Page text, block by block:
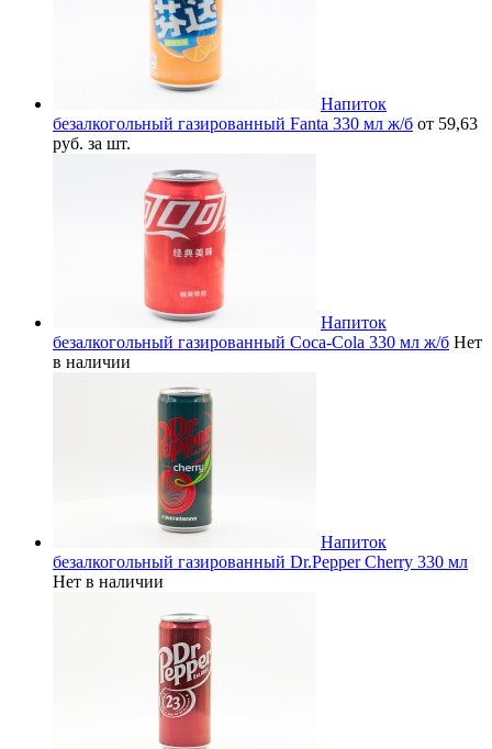
Напиток
безалкогольный газированный Fanta 330 мл ж/б от 59,63
руб. за шт.
Напиток
безалкогольный газированный Coca-Cola 330 мл ж/б Нет
в наличии
Напиток
безалкогольный газированный Dr.Pepper Cherry 330 мл
Нет в наличии